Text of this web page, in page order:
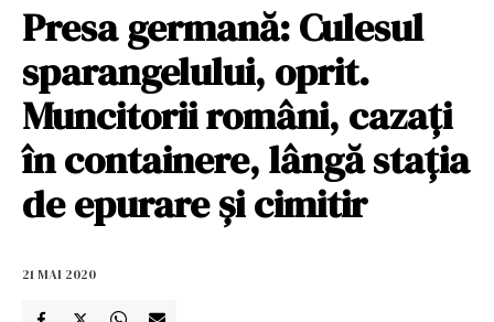
Presa germană: Culesul
sparangelului, oprit.
Muncitorii români, cazați
în containere, lângă stația
de epurare și cimitir
21 MAI 2020